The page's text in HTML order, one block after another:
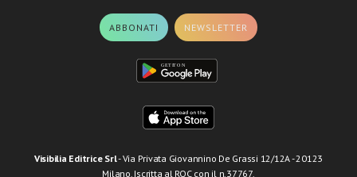
ABBONATI NEWSLETTER
Visibilia Editrice Srl- Via Privata Giovannino De Grassi 12/12A - 20123
Milano. Iscritta al ROC con il n.37767.